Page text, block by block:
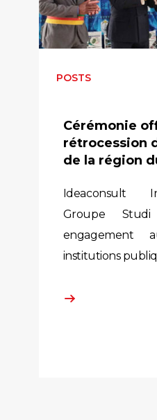
POSTS
Cérémonie
rétrocession
de la région
Ideaconsult
Groupe
engagement
institutions